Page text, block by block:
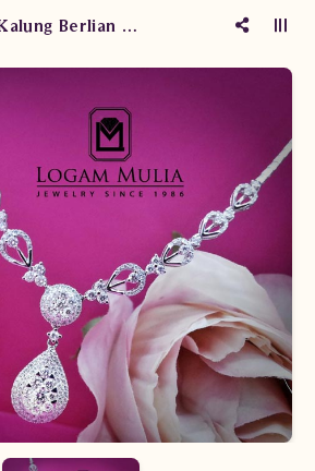
Sold-Kalung Berlian Wanita FK00619/002 eTes